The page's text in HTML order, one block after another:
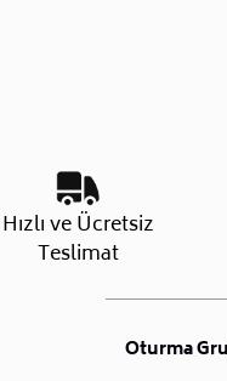
Hızlı ve Ücretsiz
Teslimat
Oturma